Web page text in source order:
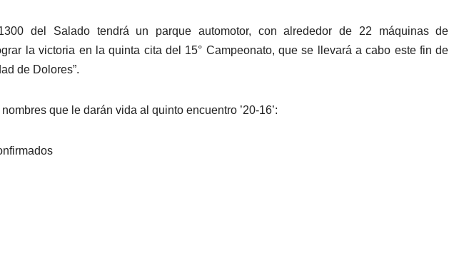
del Salado tendrá un parque automotor, con alrededor de 22 máquinas de
la victoria en la quinta cita del 15° Campeonato, que se llevará a cabo este fin de
de Dolores”.
que le darán vida al quinto encuentro ’20-16’: